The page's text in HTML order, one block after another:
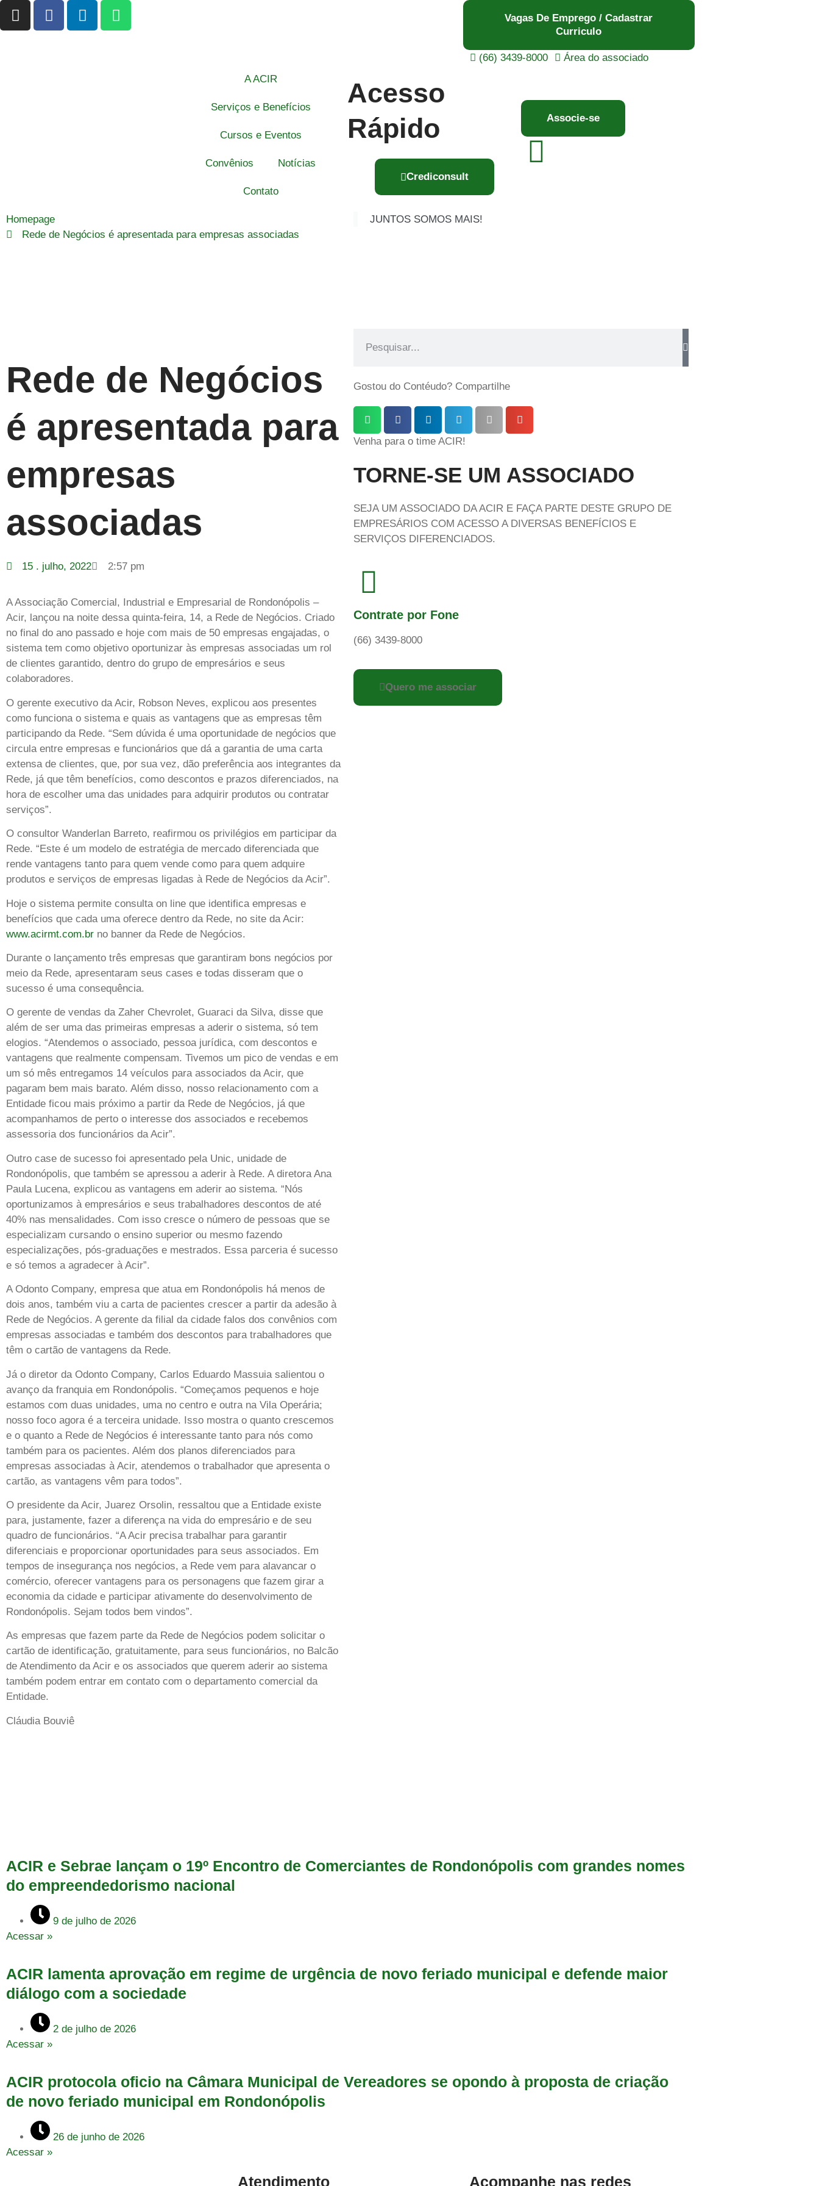
Vagas De Emprego / Cadastrar
Curriculo
(66) 3439-8000
Área do associado
A ACIR
Serviços e Benefícios
Cursos e Eventos
Convênios Notícias
Contato
Acesso
Rápido
Crediconsult
Associe-se
Homepage
Rede de Negócios é apresentada para empresas associadas
JUNTOS SOMOS MAIS!
Rede de Negócios
é apresentada para
empresas
associadas
15 . julho, 2022 2:57 pm
A Associação Comercial, Industrial e Empresarial de Rondonópolis –
Acir, lançou na noite dessa quinta-feira, 14, a Rede de Negócios. Criado
no final do ano passado e hoje com mais de 50 empresas engajadas, o
sistema tem como objetivo oportunizar às empresas associadas um rol
de clientes garantido, dentro do grupo de empresários e seus
colaboradores.
O gerente executivo da Acir, Robson Neves, explicou aos presentes
como funciona o sistema e quais as vantagens que as empresas têm
participando da Rede. “Sem dúvida é uma oportunidade de negócios que
circula entre empresas e funcionários que dá a garantia de uma carta
extensa de clientes, que, por sua vez, dão preferência aos integrantes da
Rede, já que têm benefícios, como descontos e prazos diferenciados, na
hora de escolher uma das unidades para adquirir produtos ou contratar
serviços”.
O consultor Wanderlan Barreto, reafirmou os privilégios em participar da
Rede. “Este é um modelo de estratégia de mercado diferenciada que
rende vantagens tanto para quem vende como para quem adquire
produtos e serviços de empresas ligadas à Rede de Negócios da Acir”.
Hoje o sistema permite consulta on line que identifica empresas e
benefícios que cada uma oferece dentro da Rede, no site da Acir:
www.acirmt.com.br no banner da Rede de Negócios.
Durante o lançamento três empresas que garantiram bons negócios por
meio da Rede, apresentaram seus cases e todas disseram que o
sucesso é uma consequência.
O gerente de vendas da Zaher Chevrolet, Guaraci da Silva, disse que
além de ser uma das primeiras empresas a aderir o sistema, só tem
elogios. “Atendemos o associado, pessoa jurídica, com descontos e
vantagens que realmente compensam. Tivemos um pico de vendas e em
um só mês entregamos 14 veículos para associados da Acir, que
pagaram bem mais barato. Além disso, nosso relacionamento com a
Entidade ficou mais próximo a partir da Rede de Negócios, já que
acompanhamos de perto o interesse dos associados e recebemos
assessoria dos funcionários da Acir”.
Outro case de sucesso foi apresentado pela Unic, unidade de
Rondonópolis, que também se apressou a aderir à Rede. A diretora Ana
Paula Lucena, explicou as vantagens em aderir ao sistema. “Nós
oportunizamos à empresários e seus trabalhadores descontos de até
40% nas mensalidades. Com isso cresce o número de pessoas que se
especializam cursando o ensino superior ou mesmo fazendo
especializações, pós-graduações e mestrados. Essa parceria é sucesso
e só temos a agradecer à Acir”.
A Odonto Company, empresa que atua em Rondonópolis há menos de
dois anos, também viu a carta de pacientes crescer a partir da adesão à
Rede de Negócios. A gerente da filial da cidade falos dos convênios com
empresas associadas e também dos descontos para trabalhadores que
têm o cartão de vantagens da Rede.
Já o diretor da Odonto Company, Carlos Eduardo Massuia salientou o
avanço da franquia em Rondonópolis. “Começamos pequenos e hoje
estamos com duas unidades, uma no centro e outra na Vila Operária;
nosso foco agora é a terceira unidade. Isso mostra o quanto crescemos
e o quanto a Rede de Negócios é interessante tanto para nós como
também para os pacientes. Além dos planos diferenciados para
empresas associadas à Acir, atendemos o trabalhador que apresenta o
cartão, as vantagens vêm para todos”.
O presidente da Acir, Juarez Orsolin, ressaltou que a Entidade existe
para, justamente, fazer a diferença na vida do empresário e de seu
quadro de funcionários. “A Acir precisa trabalhar para garantir
diferenciais e proporcionar oportunidades para seus associados. Em
tempos de insegurança nos negócios, a Rede vem para alavancar o
comércio, oferecer vantagens para os personagens que fazem girar a
economia da cidade e participar ativamente do desenvolvimento de
Rondonópolis. Sejam todos bem vindos”.
As empresas que fazem parte da Rede de Negócios podem solicitar o
cartão de identificação, gratuitamente, para seus funcionários, no Balcão
de Atendimento da Acir e os associados que querem aderir ao sistema
também podem entrar em contato com o departamento comercial da
Entidade.
Cláudia Bouviê
Gostou do Contéudo? Compartilhe
Venha para o time ACIR!
TORNE-SE UM ASSOCIADO
SEJA UM ASSOCIADO DA ACIR E FAÇA PARTE DESTE GRUPO DE
EMPRESÁRIOS COM ACESSO A DIVERSAS BENEFÍCIOS E
SERVIÇOS DIFERENCIADOS.
Contrate por Fone
(66) 3439-8000
Quero me associar
ACIR e Sebrae lançam o 19º Encontro de Comerciantes de Rondonópolis com grandes nomes
do empreendedorismo nacional
9 de julho de 2026
Acessar »
ACIR lamenta aprovação em regime de urgência de novo feriado municipal e defende maior
diálogo com a sociedade
2 de julho de 2026
Acessar »
ACIR protocola oficio na Câmara Municipal de Vereadores se opondo à proposta de criação
de novo feriado municipal em Rondonópolis
26 de junho de 2026
Acessar »
Atendimento Acompanhe nas redes